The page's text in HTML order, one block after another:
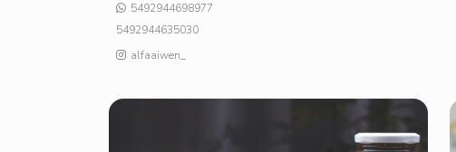
5492944698977
5492944635030
alfaaiwen_